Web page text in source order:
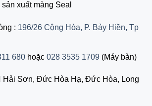
xuất màng Seal
: 196/26 Cộng Hòa, P. Bảy Hiền, Tp
680hoặc 028 3535 1709(Máy bàn)
Hải Sơn, Đức Hòa Hạ, Đức Hòa, Long